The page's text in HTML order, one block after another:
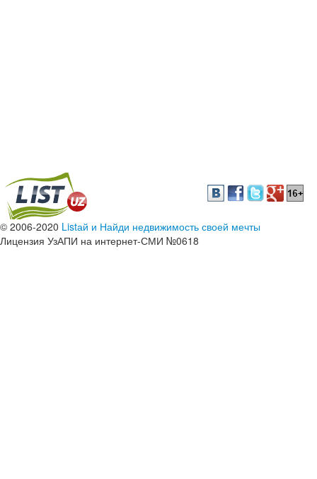
© 2006-2020 Listай и Найди недвижимость своей мечты
Лицензия УзАПИ на интернет-СМИ №0618